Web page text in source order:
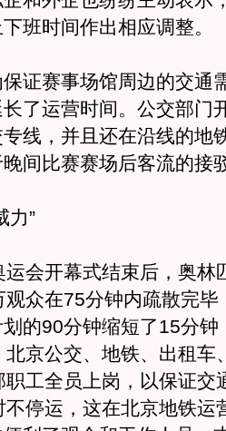
班时间作出相应调整。
赛事场馆周边的交通
了运营时间。公交部门
线，并且还在沿线的地
间比赛赛场后客流的接
”
开幕式结束后，奥林
众在75分钟内疏散完毕
的90分钟缩短了15分钟
京公交、地铁、出租车
工全员上岗，以保证交
停运，这在北京地铁运